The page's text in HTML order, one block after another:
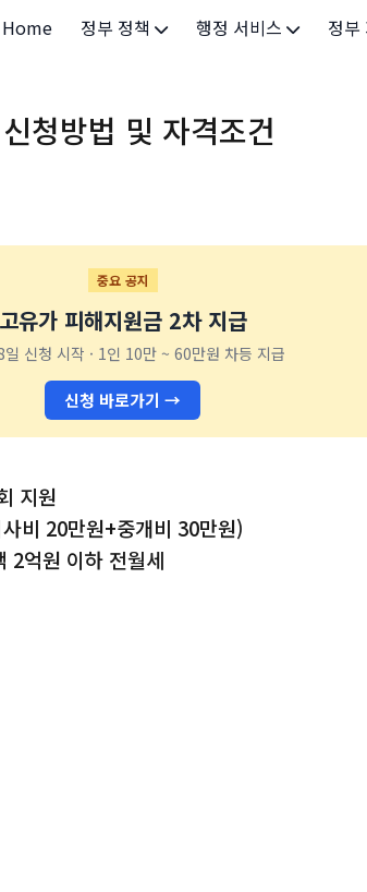
Home 정부 정책
정부 정책
행정 서비스
보조금24
세무/납부
기타 서비스
정부
청방법 및 자격조건
중요 공지
고유가 피해지원금 2차 지급
신청 시작 · 1인 10만 ~ 60만원 차등 지급
신청 바로가기 →
지원
비 20만원+중개비 30만원)
2억원 이하 전월세